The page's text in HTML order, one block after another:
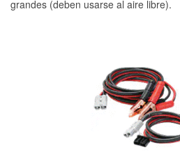
grandes (deben usarse al aire libre).